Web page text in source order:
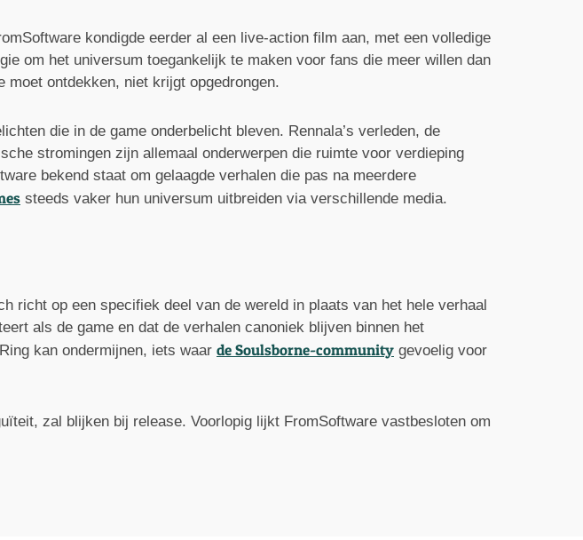
kondigde eerder al een live-action film aan, met een volledige
om het universum toegankelijk te maken voor fans die meer willen dan
ontdekken, niet krijgt opgedrongen.
die in de game onderbelicht bleven. Rennala’s verleden, de
stromingen zijn allemaal onderwerpen die ruimte voor verdieping
bekend staat om gelaagde verhalen die pas na meerdere
steeds vaker hun universum uitbreiden via verschillende media.
richt op een specifiek deel van de wereld in plaats van het hele verhaal
als de game en dat de verhalen canoniek blijven binnen het
kan ondermijnen, iets waar de Soulsborne-community gevoelig voor
zal blijken bij release. Voorlopig lijkt FromSoftware vastbesloten om